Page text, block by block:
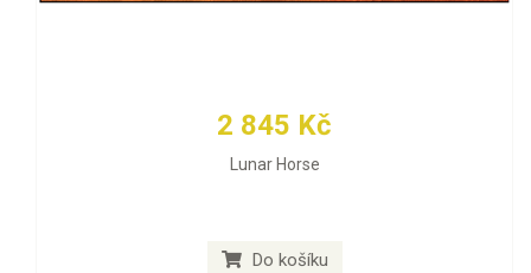
2 845 Kč
Lunar Horse
Do košíku